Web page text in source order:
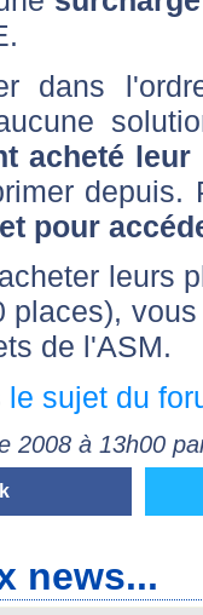
dans
acheté
pour
leurs
de l'ASM.
le sujet du
2008 à 13h00
news...